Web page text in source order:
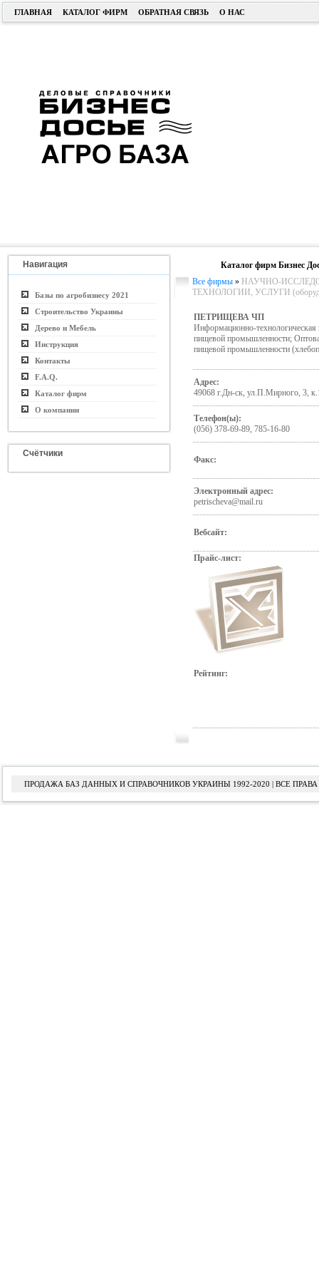
ГЛАВНАЯ КАТАЛОГ ФИРМ ОБРАТНАЯ СВЯЗЬ О НАС
Навигация
Базы по агробизнесу 2021
Строительство Украины
Дерево и Мебель
Инструкция
Контакты
F.A.Q.
Каталог фирм
О компании
Счётчики
Каталог фирм Бизнес
Все фирмы » НАУЧНО-
ТЕХНОЛОГИИ, УСЛУГИ
ПЕТРИЩЕВА ЧП
Информационно-
пищевой промышленности;
пищевой промышленности
Адрес:
49068 г.Дн-ск, ул.П.Мирного, 3,
Телефон(ы):
(056) 378-69-89, 785-16-80
Факс:
Электронный адрес:
petrischeva@mail.ru
Вебсайт:
Прайс-лист:
Рейтинг:
ПРОДАЖА БАЗ ДАННЫХ И СПРАВОЧНИКОВ УКРАИНЫ 1992-2020 | ВСЕ